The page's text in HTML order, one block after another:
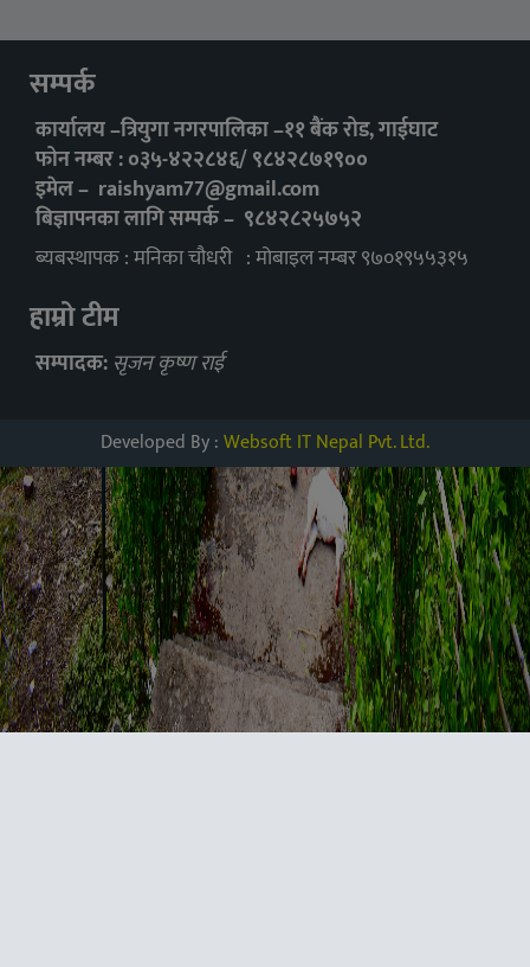
सम्पर्क
कार्यालय –त्रियुगा नगरपालिका –११ बैंक रोड, गाईघाट
फोन नम्बर : ०३५-४२२८४६/ ९८४२८७१९००
इमेल – raishyam77@gmail.com
बिज्ञापनका लागि सम्पर्क – ९८४२८२५७५२
ब्यबस्थापक : मनिका चौधरी : मोबाइल नम्बर ९७०१९५५३१५
हाम्रो टीम
सम्पादक: सृजन कृष्ण राई
Developed By :Websoft IT Nepal Pvt. Ltd.